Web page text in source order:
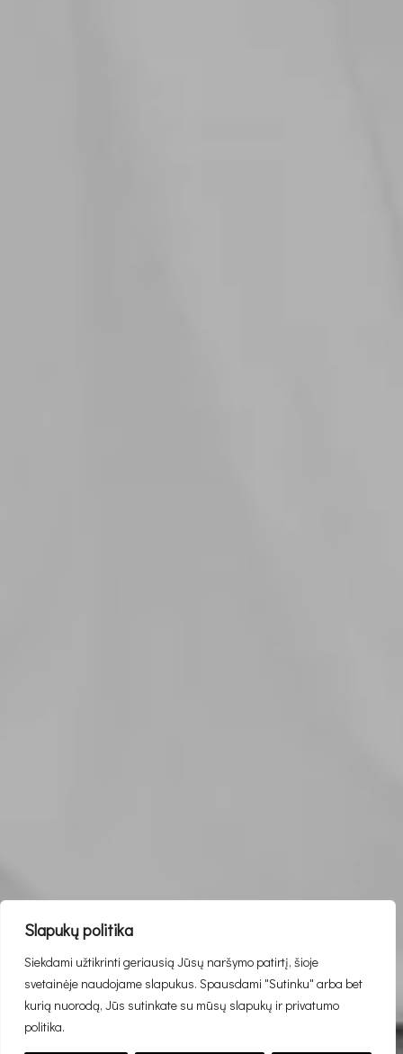
Slapukų politika
Siekdami užtikrinti geriausią Jūsų naršymo patirtį, šioje
svetainėje naudojame slapukus. Spausdami "Sutinku" arba bet
kurią nuorodą, Jūs sutinkate su mūsų slapukų ir privatumo
politika.
PASLAUGŲ PAKETAS
Paskutinė minutė